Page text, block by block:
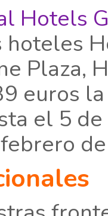
Hotels
hoteles
Plaza,
euros
el 5